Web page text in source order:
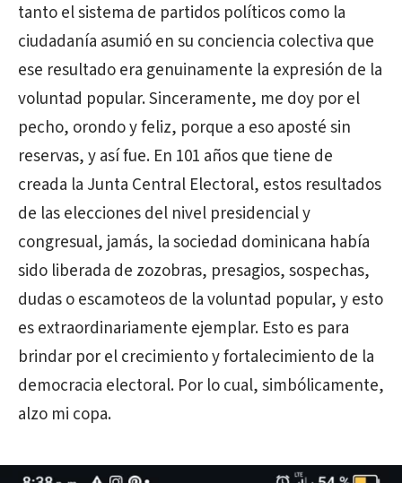
tanto el sistema de partidos políticos como la
ciudadanía asumió en su conciencia colectiva que
ese resultado era genuinamente la expresión de la
voluntad popular. Sinceramente, me doy por el
pecho, orondo y feliz, porque a eso aposté sin
reservas, y así fue. En 101 años que tiene de
creada la Junta Central Electoral, estos resultados
de las elecciones del nivel presidencial y
congresual, jamás, la sociedad dominicana había
sido liberada de zozobras, presagios, sospechas,
dudas o escamoteos de la voluntad popular, y esto
es extraordinariamente ejemplar. Esto es para
brindar por el crecimiento y fortalecimiento de la
democracia electoral. Por lo cual, simbólicamente,
alzo mi copa.